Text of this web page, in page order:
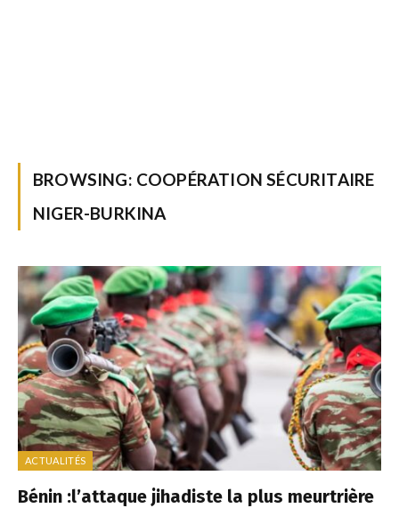
BROWSING: COOPÉRATION SÉCURITAIRE
NIGER-BURKINA
ACTUALITÉS
Bénin :l’attaque jihadiste la plus meurtrière